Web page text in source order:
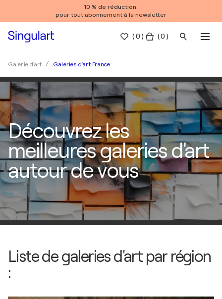
10 % de réduction
pour tout abonnement à la newsletter
(0 ) ( 0 )
Galerie d'art Galeries d'art France
Découvrez les
meilleures galeries d'art
autour de vous
Liste de galeries d'art par région
: